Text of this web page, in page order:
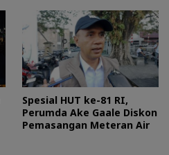
Spesial HUT ke-81 RI,
Perumda Ake Gaale Diskon
Pemasangan Meteran Air